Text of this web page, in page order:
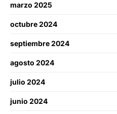
marzo 2025
octubre 2024
septiembre 2024
agosto 2024
julio 2024
junio 2024